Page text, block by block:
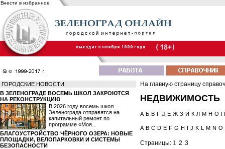
Внести в избранное
ГОРОДСКИЕ НОВОСТИ:
В ЗЕЛЕНОГРАДЕ ВОСЕМЬ ШКОЛ ЗАКРОЮТСЯ
НА РЕКОНСТРУКЦИЮ
В 2026 году восемь школ
Зеленограда отправятся на
капитальный ремонт по
программе «Моя...
БЛАГОУСТРОЙСТВО ЧЁРНОГО ОЗЕРА: НОВЫЕ
ПЛОЩАДКИ, ВЕЛОПАРКОВКИ И СИСТЕМЫ
БЕЗОПАСНОСТИ
На главную страницу
НЕДВИЖИМОСТЬ
А Б В Г Д Е Ж З И К Л М Н О П
A B C D E F G H J K L M N O
Страницы: 1 2 3